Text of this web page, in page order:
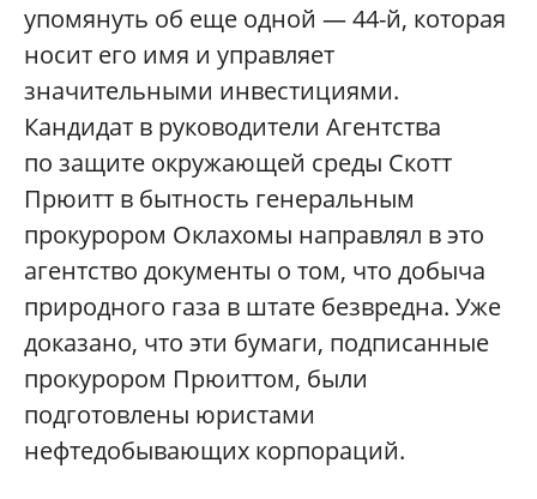
упомянуть об еще одной — 44-й, которая
носит его имя и управляет
значительными инвестициями.
Кандидат в руководители Агентства
по защите окружающей среды Скотт
Прюитт в бытность генеральным
прокурором Оклахомы направлял в это
агентство документы о том, что добыча
природного газа в штате безвредна. Уже
доказано, что эти бумаги, подписанные
прокурором Прюиттом, были
подготовлены юристами
нефтедобывающих корпораций.